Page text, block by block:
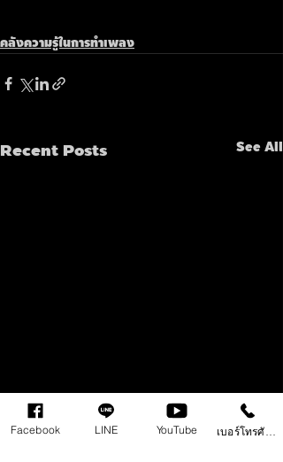
คลังความรู้ในการทำเพลง
Recent Posts See All
Facebook LINE YouTube